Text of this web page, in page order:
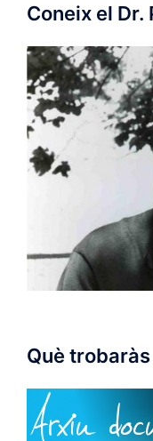
Coneix el Dr.
Què